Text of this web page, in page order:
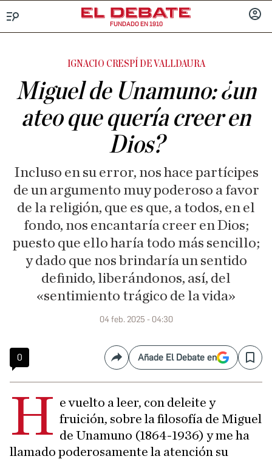
FUNDADO EN 1910
IGNACIO CRESPÍ DE VALLDAURA
Miguel de Unamuno: ¿un
ateo que quería creer en
Dios?
Incluso en su error, nos hace partícipes
de un argumento muy poderoso a favor
de la religión, que es que, a todos, en el
fondo, nos encantaría creer en Dios;
puesto que ello haría todo más sencillo;
y dado que nos brindaría un sentido
definido, liberándonos, así, del
«sentimiento trágico de la vida»
04 feb. 2025 - 04:30
0 CompartirAñade El Debate en Save
H e vuelto a leer, con deleite y
fruición, sobre la filosofía de Miguel
de Unamuno (1864-1936) y me ha
llamado poderosamente la atención su